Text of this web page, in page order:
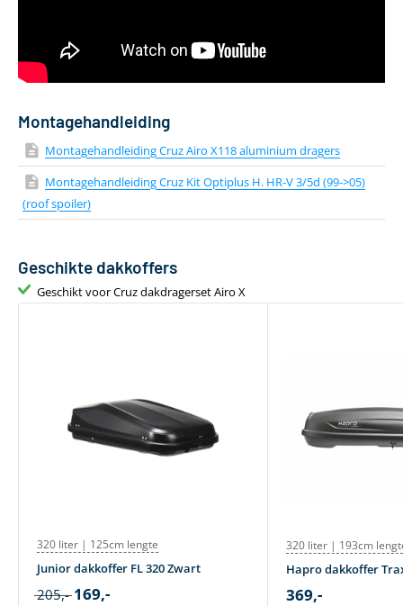
Bevestiging via T-adapter
Inclusief T-track
Montagehandleiding
Montagehandleiding Cruz Airo X118 aluminium dragers
Montagehandleiding Cruz Kit Optiplus H. HR-V 3/5d (99->05)
(roof spoiler)
Geschikte dakkoffers
Geschikt voor Cruz dakdragerset Airo X
320 liter | 125cm lengte
Junior dakkoffer FL 320 Zwart
205,- 169,-
320 liter | 193cm
Hapro dakkoffer
369,-